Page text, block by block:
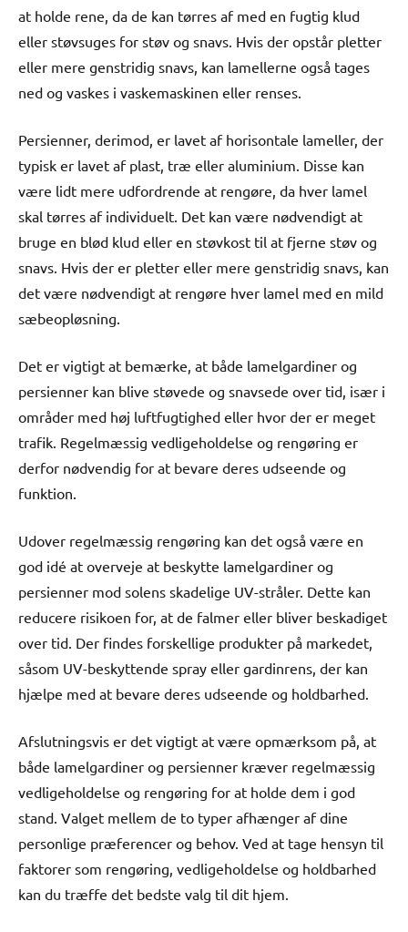
at holde rene, da de kan tørres af med en fugtig klud
eller støvsuges for støv og snavs. Hvis der opstår pletter
eller mere genstridig snavs, kan lamellerne også tages
ned og vaskes i vaskemaskinen eller renses.
Persienner, derimod, er lavet af horisontale lameller, der
typisk er lavet af plast, træ eller aluminium. Disse kan
være lidt mere udfordrende at rengøre, da hver lamel
skal tørres af individuelt. Det kan være nødvendigt at
bruge en blød klud eller en støvkost til at fjerne støv og
snavs. Hvis der er pletter eller mere genstridig snavs, kan
det være nødvendigt at rengøre hver lamel med en mild
sæbeopløsning.
Det er vigtigt at bemærke, at både lamelgardiner og
persienner kan blive støvede og snavsede over tid, især i
områder med høj luftfugtighed eller hvor der er meget
trafik. Regelmæssig vedligeholdelse og rengøring er
derfor nødvendig for at bevare deres udseende og
funktion.
Udover regelmæssig rengøring kan det også være en
god idé at overveje at beskytte lamelgardiner og
persienner mod solens skadelige UV-stråler. Dette kan
reducere risikoen for, at de falmer eller bliver beskadiget
over tid. Der findes forskellige produkter på markedet,
såsom UV-beskyttende spray eller gardinrens, der kan
hjælpe med at bevare deres udseende og holdbarhed.
Afslutningsvis er det vigtigt at være opmærksom på, at
både lamelgardiner og persienner kræver regelmæssig
vedligeholdelse og rengøring for at holde dem i god
stand. Valget mellem de to typer afhænger af dine
personlige præferencer og behov. Ved at tage hensyn til
faktorer som rengøring, vedligeholdelse og holdbarhed
kan du træffe det bedste valg til dit hjem.